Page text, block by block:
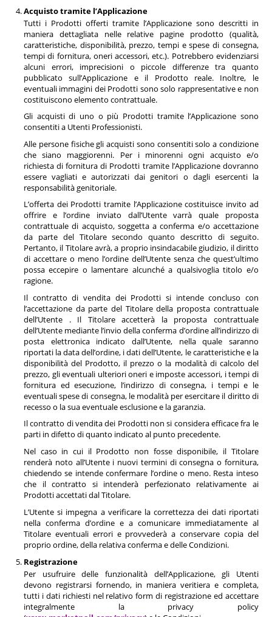
Acquisto tramite l’Applicazione
Tutti i Prodotti offerti tramite l’Applicazione sono descritti in
maniera dettagliata nelle relative pagine prodotto (qualità,
caratteristiche, disponibilità, prezzo, tempi e spese di consegna,
tempi di fornitura, oneri accessori, etc.). Potrebbero evidenziarsi
alcuni errori, imprecisioni o piccole differenze tra quanto
pubblicato sull’Applicazione e il Prodotto reale. Inoltre, le
eventuali immagini dei Prodotti sono solo rappresentative e non
costituiscono elemento contrattuale.
Gli acquisti di uno o più Prodotti tramite l’Applicazione sono
consentiti a Utenti Professionisti.
Alle persone fisiche gli acquisti sono consentiti solo a condizione
che siano maggiorenni. Per i minorenni ogni acquisto e/o
richiesta di fornitura di Prodotti tramite l’Applicazione dovranno
essere vagliati e autorizzati dai genitori o dagli esercenti la
responsabilità genitoriale.
L’offerta dei Prodotti tramite l’Applicazione costituisce invito ad
offrire e l’ordine inviato dall’Utente varrà quale proposta
contrattuale di acquisto, soggetta a conferma e/o accettazione
da parte del Titolare secondo quanto descritto di seguito.
Pertanto, il Titolare avrà, a proprio insindacabile giudizio, il diritto
di accettare o meno l’ordine dell’Utente senza che quest’ultimo
possa eccepire o lamentare alcunché a qualsivoglia titolo e/o
ragione.
Il contratto di vendita dei Prodotti si intende concluso con
l’accettazione da parte del Titolare della proposta contrattuale
dell’Utente . Il Titolare accetterà la proposta contrattuale
dell’Utente mediante l’invio della conferma d’ordine all’indirizzo di
posta elettronica indicato dall’Utente, nella quale saranno
riportati la data dell’ordine, i dati dell’Utente, le caratteristiche e la
disponibilità del Prodotto, il prezzo o la modalità di calcolo del
prezzo, gli eventuali ulteriori oneri e imposte accessori, i tempi di
fornitura ed esecuzione, l’indirizzo di consegna, i tempi e le
eventuali spese di consegna, le modalità per esercitare il diritto di
recesso o la sua eventuale esclusione e la garanzia.
Il contratto di vendita dei Prodotti non si considera efficace fra le
parti in difetto di quanto indicato al punto precedente.
Nel caso in cui il Prodotto non fosse disponibile, il Titolare
renderà noto all’Utente i nuovi termini di consegna o fornitura,
chiedendo se intende confermare l’ordine o meno. Resta inteso
che il contratto si intenderà perfezionato relativamente ai
Prodotti accettati dal Titolare.
L’Utente si impegna a verificare la correttezza dei dati riportati
nella conferma d’ordine e a comunicare immediatamente al
Titolare eventuali errori e provvederà a conservare copia del
proprio ordine, della relativa conferma e delle Condizioni.
Registrazione
Per usufruire delle funzionalità dell’Applicazione, gli Utenti
devono registrarsi fornendo, in maniera veritiera e completa,
tutti i dati richiesti nel relativo form di registrazione ed accettare
integralmente la privacy policy